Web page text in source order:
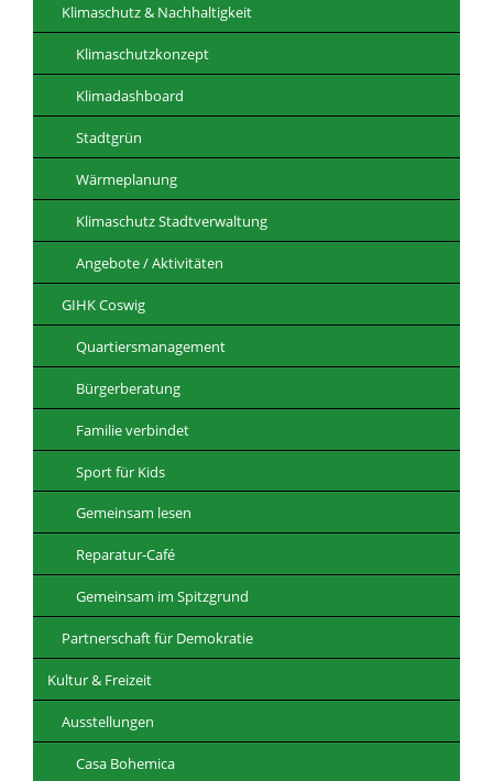
Klimaschutz & Nachhaltigkeit
Klimaschutzkonzept
Klimadashboard
Stadtgrün
Wärmeplanung
Klimaschutz Stadtverwaltung
Angebote / Aktivitäten
GIHK Coswig
Quartiersmanagement
Bürgerberatung
Familie verbindet
Sport für Kids
Gemeinsam lesen
Reparatur-Café
Gemeinsam im Spitzgrund
Partnerschaft für Demokratie
Kultur & Freizeit
Ausstellungen
Casa Bohemica